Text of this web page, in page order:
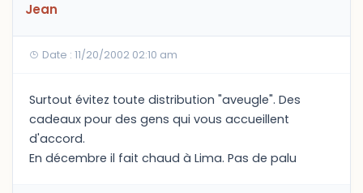
Jean
Date : 11/20/2002 02:10 am
Surtout évitez toute distribution "aveugle". Des
cadeaux pour des gens qui vous accueillent
d'accord.
En décembre il fait chaud à Lima. Pas de palu